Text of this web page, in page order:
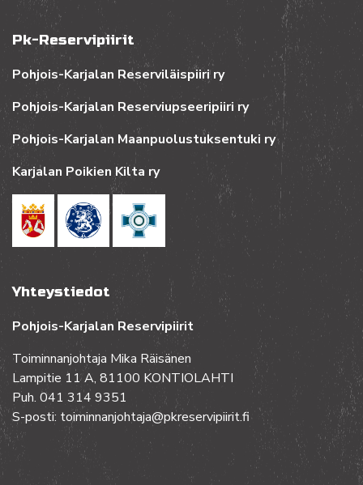
Pk-Reservipiirit
Pohjois-Karjalan Reserviläispiiri ry
Pohjois-Karjalan Reserviupseeripiiri ry
Pohjois-Karjalan Maanpuolustuksentuki ry
Karjalan Poikien Kilta ry
Yhteystiedot
Pohjois-Karjalan Reservipiirit
Toiminnanjohtaja Mika Räisänen
Lampitie 11 A, 81100 KONTIOLAHTI
Puh. 041 314 9351
S-posti: toiminnanjohtaja@pkreservipiirit.fi